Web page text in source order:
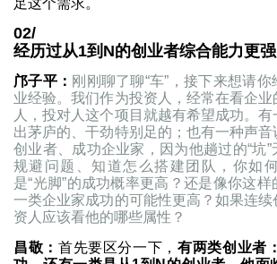
02/
经历过从1到N的创业者综合能力更强
邝子平： 刚刚聊了聊“车”，接下来想请你
业经验。我们作为投资人，经常在看企
人，投对人这个项目就越有希望成功。
出茅庐的、干劲特别足的；也有一种声
创业者、成功企业家，因为他趟过的“坑
规避问题、知道怎么搭建团队，你如
是“光脚”的成功概率更高？还是像你这
一类企业家成功的可能性更高？如果连
资人应该看他的哪些属性？
昌敬： 首先要区分一下，有两类创业者